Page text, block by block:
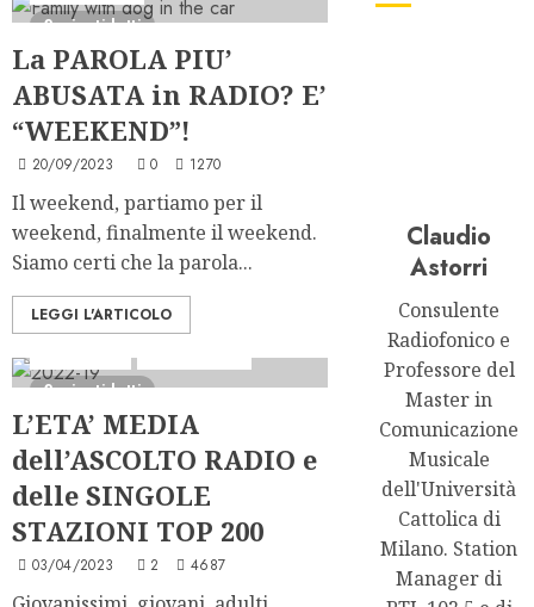
2 minuti letti
La PAROLA PIU’
ABUSATA in RADIO? E’
“WEEKEND”!
20/09/2023 0 1270
Il weekend, partiamo per il
weekend, finalmente il weekend.
Siamo certi che la parola...
LEGGI L'ARTICOLO
2 minuti letti
L’ETA’ MEDIA
dell’ASCOLTO RADIO e
delle SINGOLE
STAZIONI TOP 200
03/04/2023 2 4687
Claudio
Astorri
Consulente
Radiofonico e
Professore del
Master in
Comunicazione
Musicale
dell'Università
Cattolica di
Milano. Station
Manager di